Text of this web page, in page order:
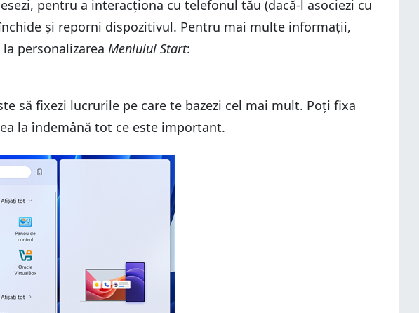
pentru a interacționa cu telefonul tău (dacă-l asociezi cu
și reporni dispozitivul. Pentru mai multe informații,
personalizarea Meniului Start:
să fixezi lucrurile pe care te bazezi cel mai mult. Poți fixa
la îndemână tot ce este important.